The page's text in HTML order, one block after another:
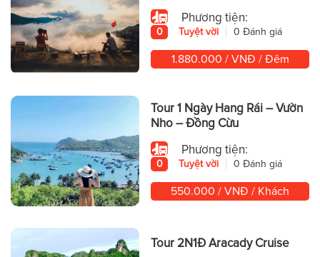
Phương tiện:
0 Tuyệt vời 0 Đánh giá
1.880.000 / VNĐ / Đêm
Tour 1 Ngày Hang Rái – Vườn
Nho – Đồng Cừu
Phương tiện:
0 Tuyệt vời 0 Đánh giá
550.000 / VNĐ / Khách
Tour 2N1Đ Aracady Cruise